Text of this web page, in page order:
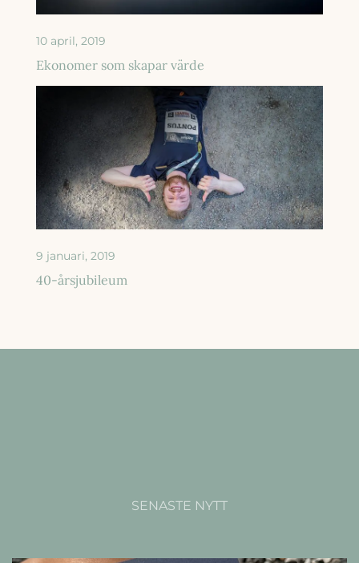
10 april, 2019
Ekonomer som skapar värde
9 januari, 2019
40-årsjubileum
SENASTE NYTT